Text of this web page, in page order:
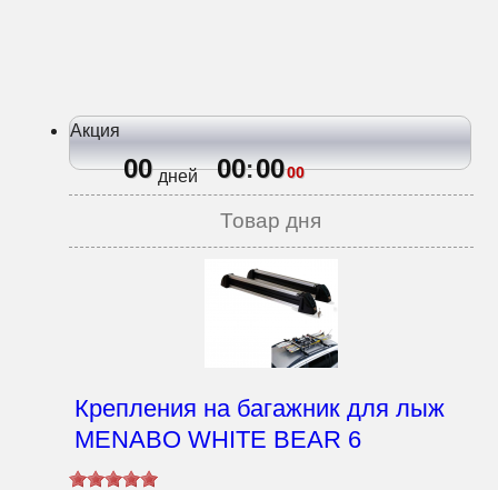
Акция
00 дней 00:0000
Товар дня
Крепления на багажник для лыж
MENABO WHITE BEAR 6